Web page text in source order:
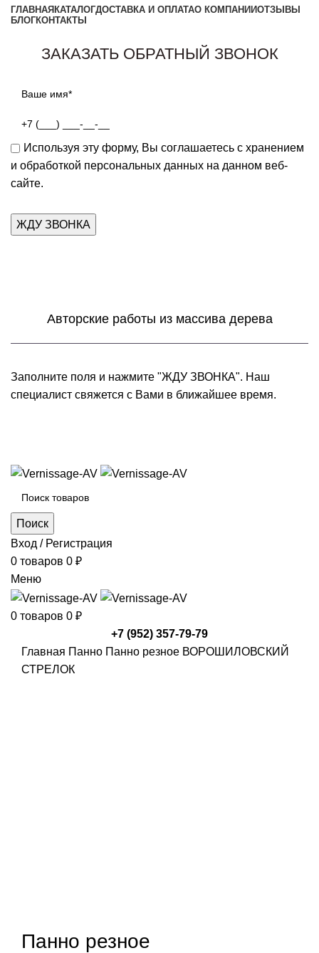
ГЛАВНАЯ КАТАЛОГДОСТАВКА И ОПЛАТАО КОМПАНИИОТЗЫВЫ
БЛОГКОНТАКТЫ
ЗАКАЗАТЬ ОБРАТНЫЙ ЗВОНОК
Используя эту форму, Вы соглашаетесь с хранением
и обработкой персональных данных на данном веб-
сайте.
Авторские работы из массива дерева
Заполните поля и нажмите "ЖДУ ЗВОНКА". Наш
специалист свяжется с Вами в ближайшее время.
Поиск
Вход / Регистрация
0 товаров 0 ₽
Меню
0 товаров 0 ₽
+7 (952) 357-79-79
Главная Панно Панно резное ВОРОШИЛОВСКИЙ
СТРЕЛОК
Панно резное